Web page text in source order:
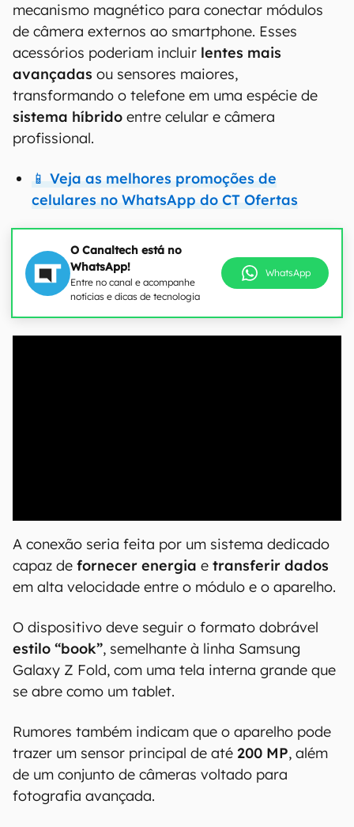
mecanismo magnético para conectar módulos
de câmera externos ao smartphone. Esses
acessórios poderiam incluir lentes mais
avançadas ou sensores maiores,
transformando o telefone em uma espécie de
sistema híbrido entre celular e câmera
profissional.
📱 Veja as melhores promoções de
celulares no WhatsApp do CT Ofertas
O Canaltech está no
WhatsApp!
Entre no canal e acompanhe
notícias e dicas de tecnologia
WhatsApp
A conexão seria feita por um sistema dedicado
capaz de fornecer energia e transferir dados
em alta velocidade entre o módulo e o aparelho.
O dispositivo deve seguir o formato dobrável
estilo “book”, semelhante à linha Samsung
Galaxy Z Fold, com uma tela interna grande que
se abre como um tablet.
Rumores também indicam que o aparelho pode
trazer um sensor principal de até 200 MP, além
de um conjunto de câmeras voltado para
fotografia avançada.